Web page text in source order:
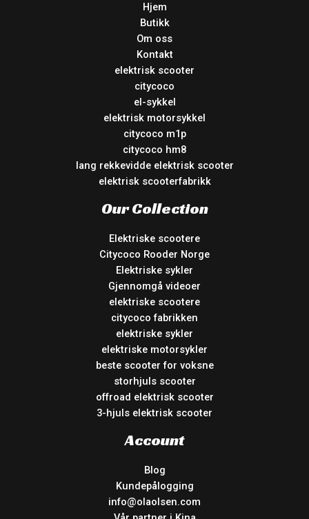
Hjem
Butikk
Om oss
Kontakt
elektrisk scooter
citycoco
el-sykkel
elektrisk motorsykkel
citycoco m1p
citycoco hm8
lang rekkevidde elektrisk scooter
elektrisk scooterfabrikk
Our Collection
Elektriske scootere
Citycoco Rooder Norge
Elektriske sykler
Gjennomgå videoer
elektriske scootere
citycoco fabrikken
elektriske sykler
elektriske motorsykler
beste scooter for voksne
storhjuls scooter
offroad elektrisk scooter
3-hjuls elektrisk scooter
Account
Blog
Kundepålogging
info@olaolsen.com